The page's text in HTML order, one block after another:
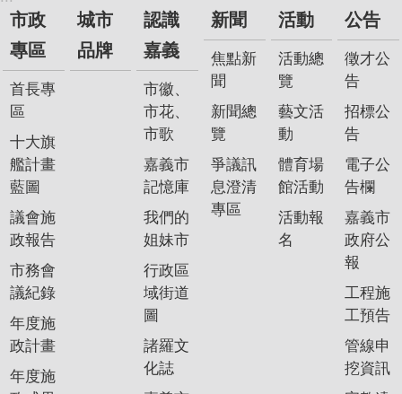
市政
專區
首長專
區
十大旗
艦計畫
藍圖
議會施
政報告
市務會
議紀錄
年度施
政計畫
年度施
城市
品牌
認識
嘉義
市徽、
市花、
市歌
嘉義市
記憶庫
我們的
姐妹市
行政區
域街道
圖
諸羅文
化誌
新聞
焦點新
聞
新聞總
覽
爭議訊
息澄清
專區
活動
活動總
覽
藝文活
動
體育場
館活動
活動報
名
公告
徵才公
告
招標公
告
電子公
告欄
嘉義市
政府公
報
工程施
工預告
管線申
挖資訊